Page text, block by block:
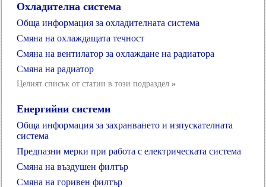
Охладителна система
Обща информация за охладителната система
Смяна на охлаждащата течност
Смяна на вентилатор за охлаждане на радиатора
Смяна на радиатор
Целият списък от статии в този подраздел »
Енергийни системи
Обща информация за захранването и изпускателната
система
Предпазни мерки при работа с електрическата система
Смяна на въздушен филтър
Смяна на горивен филтър